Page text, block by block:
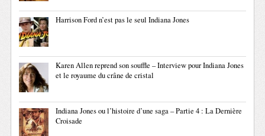
Harrison Ford n’est pas le seul Indiana Jones
Karen Allen reprend son souffle – Interview pour Indiana Jones
et le royaume du crâne de cristal
Indiana Jones ou l’histoire d’une saga – Partie 4 : La Dernière
Croisade